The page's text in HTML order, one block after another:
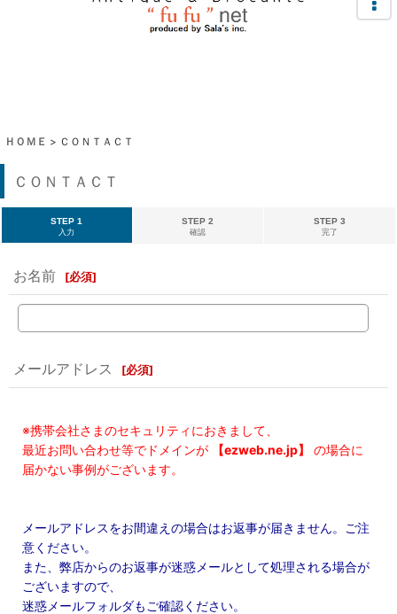
ＨＯＭＥ > ＣＯＮＴＡＣＴ
ＣＯＮＴＡＣＴ
STEP 1
入力
STEP 2
確認
STEP 3
完了
お名前 [必須]
メールアドレス [必須]
※携帯会社さまのセキュリティにおきまして、
最近お問い合わせ等でドメインが
【ezweb.ne.jp】
の場合に
届かない事例がございます。
メールアドレスをお間違えの場合はお返事が届きません。ご注
意ください。
また、弊店からのお返事が迷惑メールとして処理される場合が
ございますので、
迷惑メールフォルダもご確認ください。